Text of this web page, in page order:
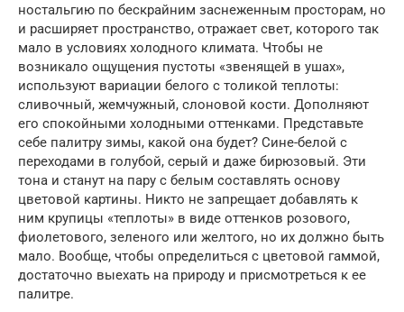
ностальгию по бескрайним заснеженным просторам, но
и расширяет пространство, отражает свет, которого так
мало в условиях холодного климата. Чтобы не
возникало ощущения пустоты «звенящей в ушах»,
используют вариации белого с толикой теплоты:
сливочный, жемчужный, слоновой кости. Дополняют
его спокойными холодными оттенками. Представьте
себе палитру зимы, какой она будет? Сине-белой с
переходами в голубой, серый и даже бирюзовый. Эти
тона и станут на пару с белым составлять основу
цветовой картины. Никто не запрещает добавлять к
ним крупицы «теплоты» в виде оттенков розового,
фиолетового, зеленого или желтого, но их должно быть
мало. Вообще, чтобы определиться с цветовой гаммой,
достаточно выехать на природу и присмотреться к ее
палитре.